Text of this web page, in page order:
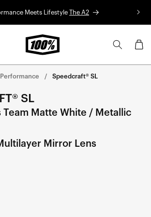
Meets Lifestyle The A2
Panier
Speedcraft® SL
SL
Team Matte White / Metallic
Mirror Lens